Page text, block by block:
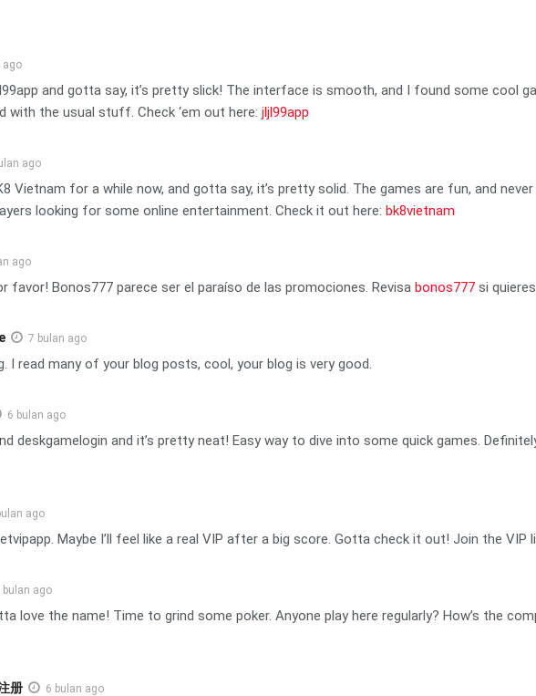
ago
and gotta say, it’s pretty slick! The interface is smooth, and I found some cool
with the usual stuff. Check ‘em out here: jljl99app
ago
Vietnam for a while now, and gotta say, it’s pretty solid. The games are fun, and
looking for some online entertainment. Check it out here: bk8vietnam
ago
favor! Bonos777 parece ser el paraíso de las promociones. Revisa bonos777 si
7 bulan ago
I read many of your blog posts, cool, your blog is very good.
6 bulan ago
deskgamelogin and it’s pretty neat! Easy way to dive into some quick games.
ago
Maybe I’ll feel like a real VIP after a big score. Gotta check it out! Join the VIP
bulan ago
love the name! Time to grind some poker. Anyone play here regularly? How’s the
册 6 bulan ago